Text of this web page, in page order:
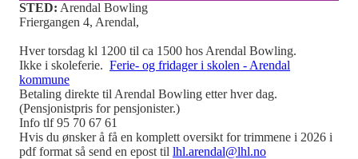
STED: Arendal Bowling
Friergangen 4, Arendal,
Hver torsdag kl 1200 til ca 1500 hos Arendal Bowling.
Ikke i skoleferie. Ferie- og fridager i skolen - Arendal
kommune
Betaling direkte til Arendal Bowling etter hver dag.
(Pensjonistpris for pensjonister.)
Info tlf 95 70 67 61
Hvis du ønsker å få en komplett oversikt for trimmene i 2026 i
pdf format så send en epost til lhl.arendal@lhl.no